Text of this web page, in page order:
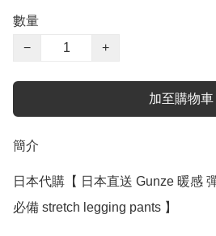
數量
−
+
加至購物車
簡介
日本代購【 日本直送 Gunze 暖感
必備 stretch legging pants 】﻿